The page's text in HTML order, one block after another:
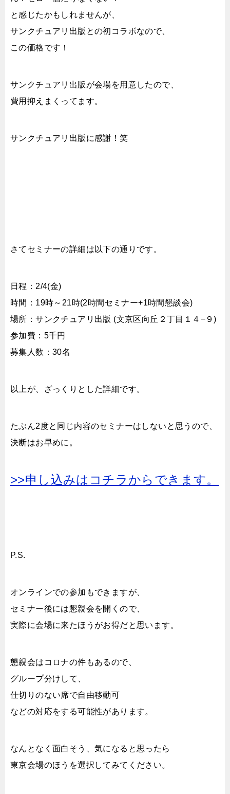
と感じたかもしれませんが、
サンクチュアリ出版との初コラボなので、
この価格です！
サンクチュアリ出版が会場を用意したので、
費用抑えまくってます。
サンクチュアリ出版に感謝！笑
さてセミナーの詳細は以下の通りです。
日程：2/4(金)
時間：19時～21時(2時間セミナー+1時間懇談会)
場所：サンクチュアリ出版 (文京区向丘２丁目１４−９)
参加費：5千円
募集人数：30名
以上が、ざっくりとした詳細です。
たぶん2度と同じ内容のセミナーはしないと思うので、
決断はお早めに。
>>申し込みはコチラからできます。
P.S.
オンラインでの参加もできますが、
セミナー後には懇親会を開くので、
実際に会場に来たほうがお得だと思います。
懇親会はコロナの件もあるので、
グループ分けして、
仕切りのない席で自由移動可
などの対応をする可能性があります。
なんとなく面白そう、気になると思ったら
東京会場のほうを選択してみてください。